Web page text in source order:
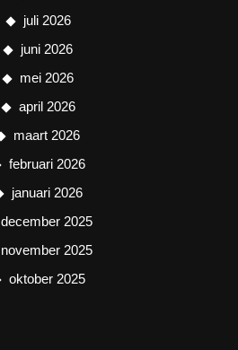
juli 2026
juni 2026
mei 2026
april 2026
maart 2026
februari 2026
januari 2026
december 2025
november 2025
oktober 2025